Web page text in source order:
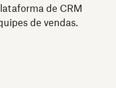
de CRM
de vendas.